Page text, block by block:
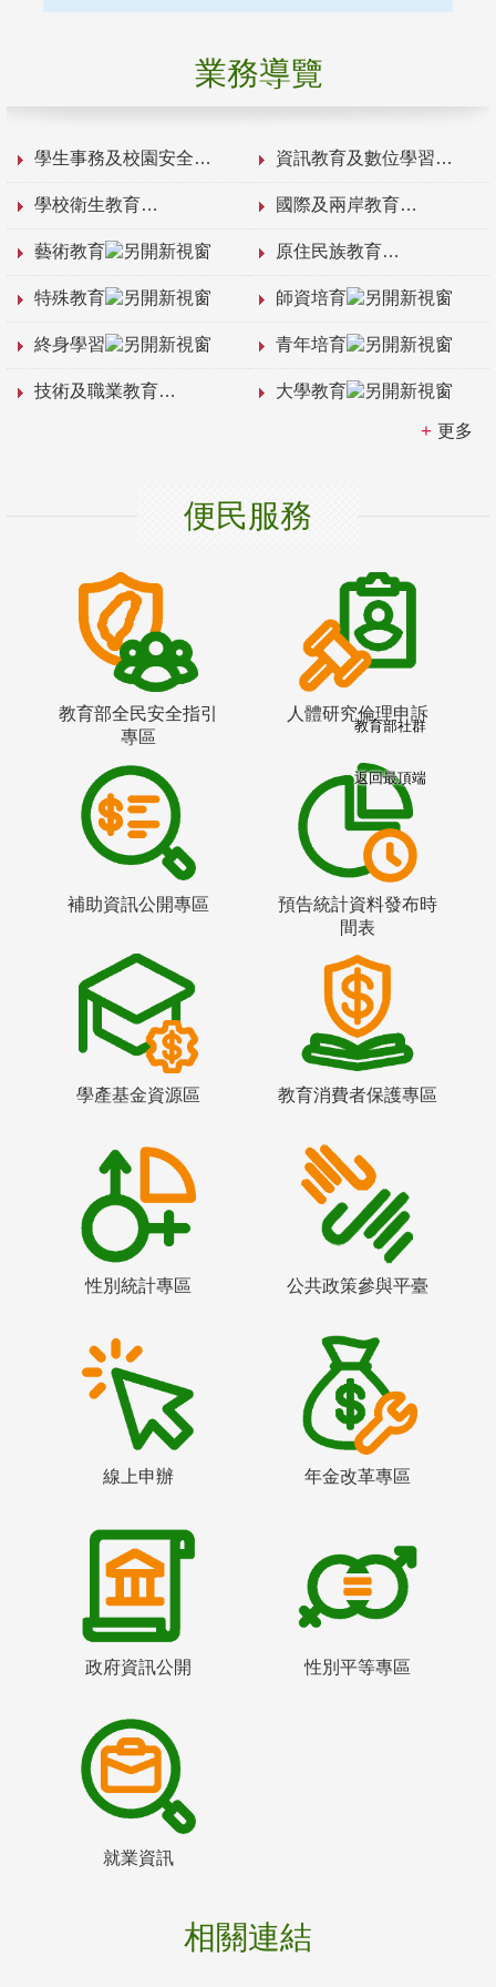
業務導覽
學生事務及校園安全 資訊教育及數位學習
學校衛生教育 國際及兩岸教育
藝術教育 原住民族教育
特殊教育 師資培育
終身學習 青年培育
技術及職業教育 大學教育
更多
便民服務
教育部全民安全指引
專區
人體研究倫理申訴
補助資訊公開專區
預告統計資料發布時
間表
學產基金資源區 教育消費者保護專區
性別統計專區 公共政策參與平臺
線上申辦 年金改革專區
政府資訊公開 性別平等專區
就業資訊
相關連結
教育部社群
返回最頂端